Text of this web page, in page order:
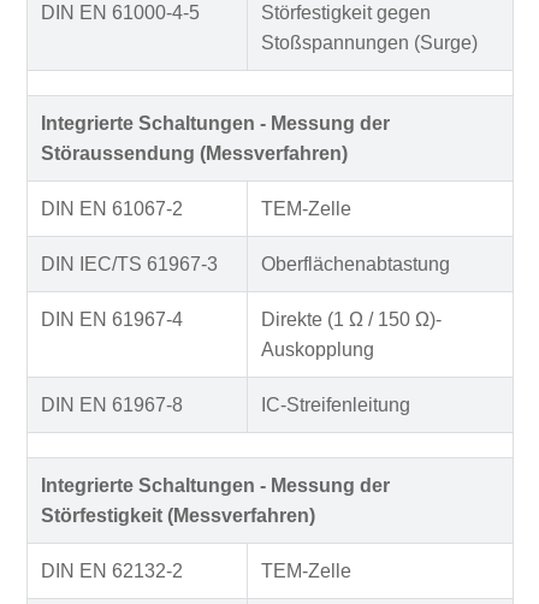
DIN EN 61000-4-5
Störfestigkeit gegen
Stoßspannungen (Surge)
Integrierte Schaltungen - Messung der
Störaussendung (Messverfahren)
DIN EN 61067-2 TEM-Zelle
DIN IEC/TS 61967-3 Oberflächenabtastung
DIN EN 61967-4
Direkte (1 Ω / 150 Ω)-
Auskopplung
DIN EN 61967-8 IC-Streifenleitung
Integrierte Schaltungen - Messung der
Störfestigkeit (Messverfahren)
DIN EN 62132-2 TEM-Zelle